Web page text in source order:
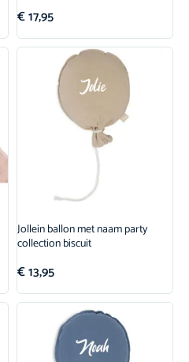
€17,95
Jollein ballon met naam party
collection biscuit
€13,95